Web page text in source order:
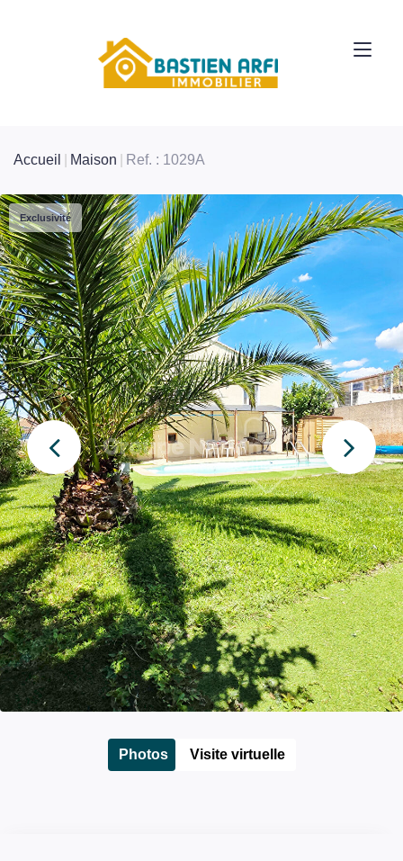
Accueil Maison Ref. : 1029A
Exclusivité
Photos Visite virtuelle